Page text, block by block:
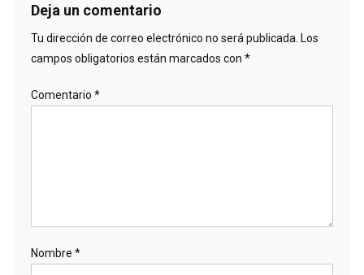
Deja un comentario
Tu dirección de correo electrónico no será publicada. Los
campos obligatorios están marcados con *
Comentario *
Nombre *